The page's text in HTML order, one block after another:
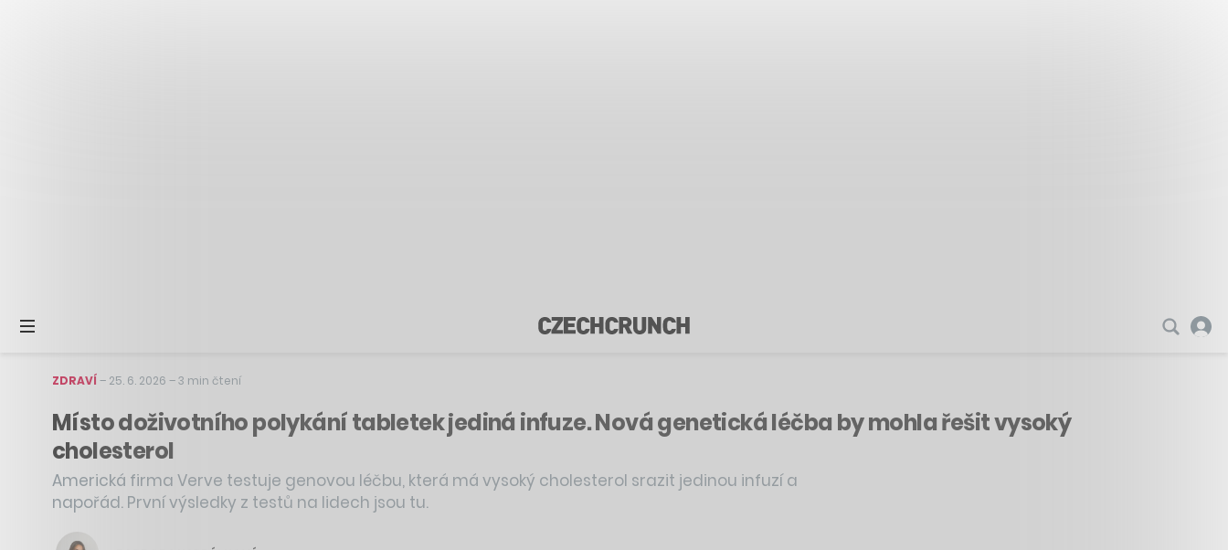
ZDRAVÍ– 25. 6. 2026 –3 min čtení
Místo doživotního polykání tabletek jediná infuze. Nová genetická léčba by mohla řešit vysoký
cholesterol
Americká firma Verve testuje genovou léčbu, která má vysoký cholesterol srazit jedinou infuzí a
napořád. První výsledky z testů na lidech jsou tu.